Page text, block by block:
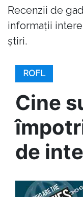
Recenzii de
informații
știri.
ROFL
Cine
de